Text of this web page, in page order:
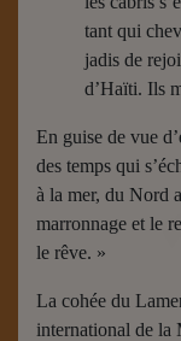
tant qui
jadis de
d’Haïti. Ils
En guise de vue
des temps qui
à la mer, du Nord
marronnage et le
le rêve. »
La cohée du
international de la